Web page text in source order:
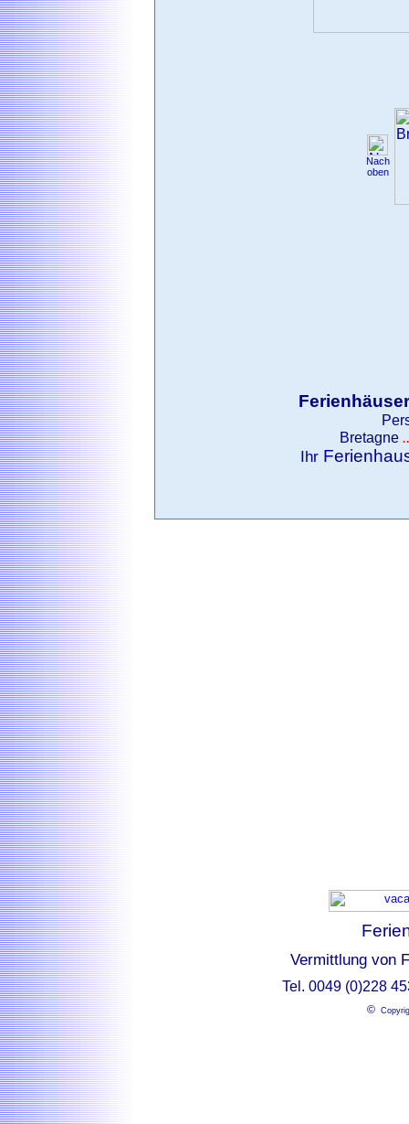
Nach
oben
Bretagne
Ihr
Vermittlung von
Tel. 0049 (0)228
©